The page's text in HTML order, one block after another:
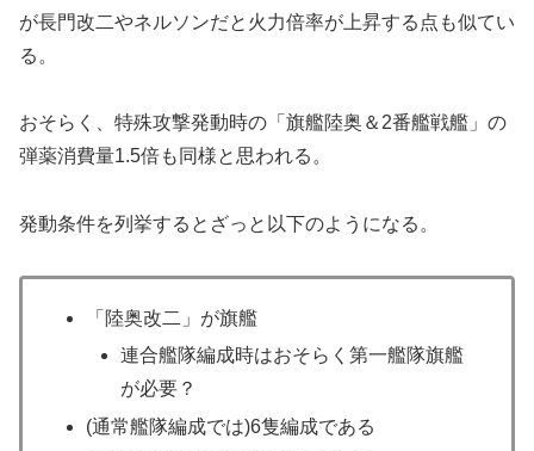
が長門改二やネルソンだと火力倍率が上昇する点も似てい
る。
おそらく、特殊攻撃発動時の「旗艦陸奥＆2番艦戦艦」の
弾薬消費量1.5倍も同様と思われる。
発動条件を列挙するとざっと以下のようになる。
「陸奥改二」が旗艦
連合艦隊編成時はおそらく第一艦隊旗艦
が必要？
(通常艦隊編成では)6隻編成である